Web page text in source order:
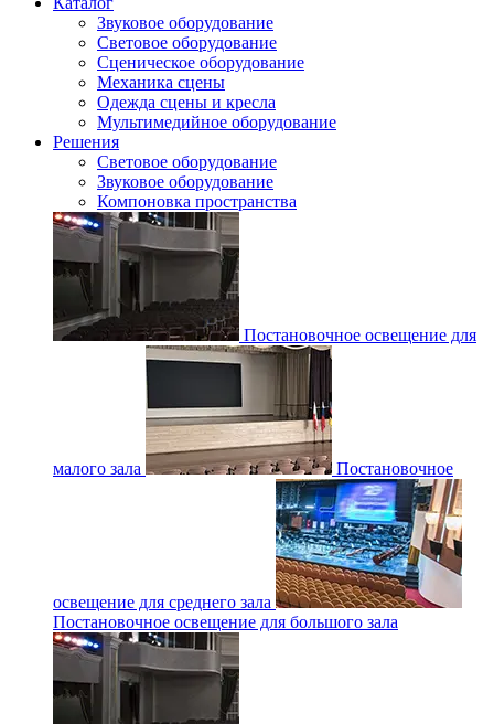
Звуковое оборудование
Световое оборудование
Сценическое оборудование
Механика сцены
Одежда сцены и кресла
Мультимедийное оборудование
Решения
Световое оборудование
Звуковое оборудование
Компоновка пространства
Постановочное освещение для
малого зала Постановочное
освещение для среднего зала
Постановочное освещение для большого зала